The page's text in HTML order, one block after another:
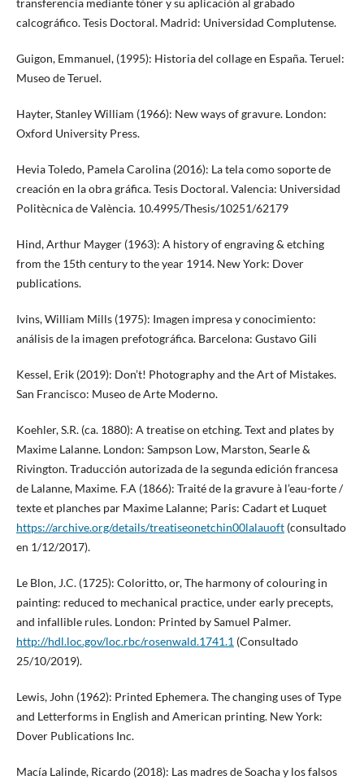
transferencia mediante tóner y su aplicación al grabado
calcográfico. Tesis Doctoral. Madrid: Universidad Complutense.
Guigon, Emmanuel, (1995): Historia del collage en España. Teruel:
Museo de Teruel.
Hayter, Stanley William (1966): New ways of gravure. London:
Oxford University Press.
Hevia Toledo, Pamela Carolina (2016): La tela como soporte de
creación en la obra gráfica. Tesis Doctoral. Valencia: Universidad
Politècnica de València. 10.4995/Thesis/10251/62179
Hind, Arthur Mayger (1963): A history of engraving & etching
from the 15th century to the year 1914. New York: Dover
publications.
Ivins, William Mills (1975): Imagen impresa y conocimiento:
análisis de la imagen prefotográfica. Barcelona: Gustavo Gili
Kessel, Erik (2019): Don’t! Photography and the Art of Mistakes.
San Francisco: Museo de Arte Moderno.
Koehler, S.R. (ca. 1880): A treatise on etching. Text and plates by
Maxime Lalanne. London: Sampson Low, Marston, Searle &
Rivington. Traducción autorizada de la segunda edición francesa
de Lalanne, Maxime. F.A (1866): Traité de la gravure à l’eau-forte /
texte et planches par Maxime Lalanne; Paris: Cadart et Luquet
https://archive.org/details/treatiseonetchin00lalauoft(consultado
en 1/12/2017).
Le Blon, J.C. (1725): Coloritto, or, The harmony of colouring in
painting: reduced to mechanical practice, under early precepts,
and infallible rules. London: Printed by Samuel Palmer.
http://hdl.loc.gov/loc.rbc/rosenwald.1741.1 (Consultado
25/10/2019).
Lewis, John (1962): Printed Ephemera. The changing uses of Type
and Letterforms in English and American printing. New York:
Dover Publications Inc.
Macía Lalinde, Ricardo (2018): Las madres de Soacha y los falsos